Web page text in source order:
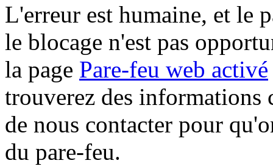
L'erreur est humaine, et le
le blocage n'est pas
la page Pare-feu web activé
trouverez des informations
de nous contacter pour
du pare-feu.